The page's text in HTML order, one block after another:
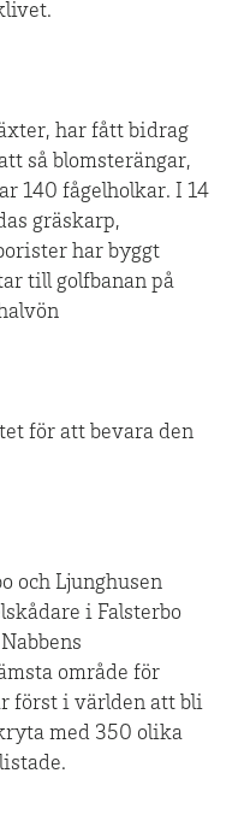
har fått bidrag
så blomsterängar,
140 fågelholkar. I 14
gräskarp,
har byggt
till golfbanan på
för att bevara den
och Ljunghusen
i Falsterbo
område för
först i världen att bli
med 350 olika